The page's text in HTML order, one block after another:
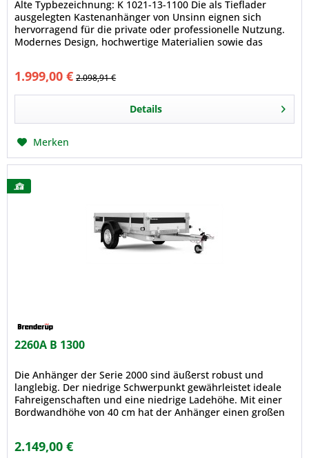
Alte Typbezeichnung: K 1021-13-1100 Die als Tieflader
ausgelegten Kastenanhänger von Unsinn eignen sich
hervorragend für die private oder professionelle Nutzung.
Modernes Design, hochwertige Materialien sowie das
1.999,00 € 2.098,91 €
Details
Merken
2260A B 1300
Die Anhänger der Serie 2000 sind äußerst robust und
langlebig. Der niedrige Schwerpunkt gewährleistet ideale
Fahreigenschaften und eine niedrige Ladehöhe. Mit einer
Bordwandhöhe von 40 cm hat der Anhänger einen großen
2.149,00 €